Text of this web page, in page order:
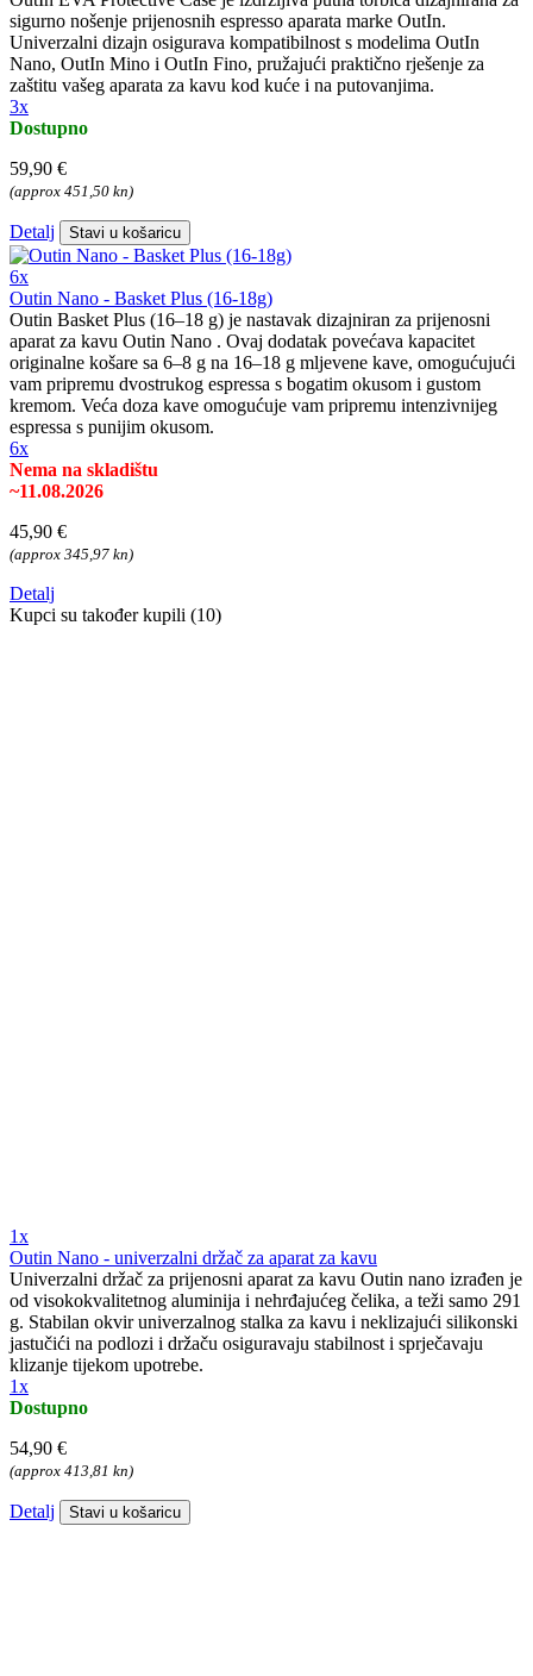
sigurno nošenje prijenosnih espresso aparata marke OutIn.
Univerzalni dizajn osigurava kompatibilnost s modelima OutIn
Nano, OutIn Mino i OutIn Fino, pružajući praktično rješenje za
zaštitu vašeg aparata za kavu kod kuće i na putovanjima.
3x
Dostupno
59,90 €
(approx 451,50 kn)
Detalj Stavi u košaricu
6x
Outin Nano - Basket Plus (16-18g)
Outin Basket Plus (16–18 g) je nastavak dizajniran za prijenosni
aparat za kavu Outin Nano . Ovaj dodatak povećava kapacitet
originalne košare sa 6–8 g na 16–18 g mljevene kave, omogućujući
vam pripremu dvostrukog espressa s bogatim okusom i gustom
kremom. Veća doza kave omogućuje vam pripremu intenzivnijeg
espressa s punijim okusom.
6x
Nema na skladištu
~11.08.2026
45,90 €
(approx 345,97 kn)
Detalj
Kupci su također kupili (10)
1x
Outin Nano - univerzalni držač za aparat za kavu
Univerzalni držač za prijenosni aparat za kavu Outin nano izrađen je
od visokokvalitetnog aluminija i nehrđajućeg čelika, a teži samo 291
g. Stabilan okvir univerzalnog stalka za kavu i neklizajući silikonski
jastučići na podlozi i držaču osiguravaju stabilnost i sprječavaju
klizanje tijekom upotrebe.
1x
Dostupno
54,90 €
(approx 413,81 kn)
Detalj Stavi u košaricu